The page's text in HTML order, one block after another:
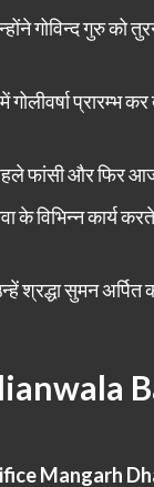
गोविन्द गुरु को
प्रारम्भ कर
फांसी और फिर
के विभिन्न कार्य
श्रद्धा सुमन
Mangarh